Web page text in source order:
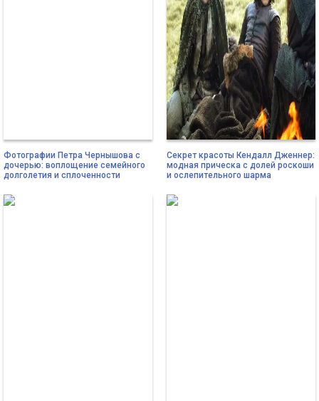
Фотографии Петра Чернышова с
дочерью: воплощение семейного
долголетия и сплоченности
Секрет красоты Кендалл Дженнер:
модная прическа с долей роскоши
и ослепительного шарма